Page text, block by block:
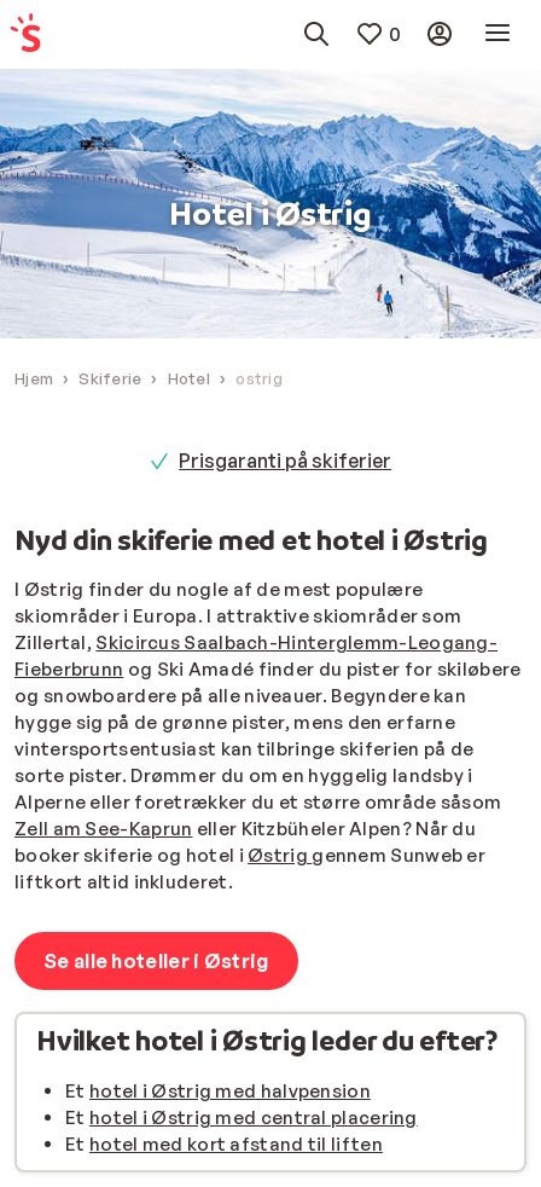
0
Hotel i Østrig
Hjem Skiferie Hotel ostrig
Prisgaranti på skiferier
Nyd din skiferie med et hotel i Østrig
I Østrig finder du nogle af de mest populære
skiområder i Europa. I attraktive skiområder som
Zillertal, Skicircus Saalbach-Hinterglemm-Leogang-
Fieberbrunn og Ski Amadé finder du pister for skiløbere
og snowboardere på alle niveauer. Begyndere kan
hygge sig på de grønne pister, mens den erfarne
vintersportsentusiast kan tilbringe skiferien på de
sorte pister. Drømmer du om en hyggelig landsby i
Alperne eller foretrækker du et større område såsom
Zell am See-Kaprun eller Kitzbüheler Alpen? Når du
booker skiferie og hotel i Østrig gennem Sunweb er
liftkort altid inkluderet.
Se alle hoteller i Østrig
Hvilket hotel i Østrig leder du efter?
Et hotel i Østrig med halvpension
Et hotel i Østrig med central placering
Et hotel med kort afstand til liften